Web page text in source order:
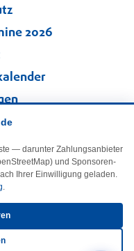
2026
— darunter Zahlungsanbieter
und Sponsoren-
Ihrer Einwilligung geladen.
.